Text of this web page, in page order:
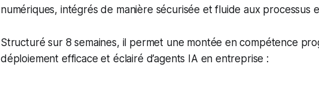
numériques, intégrés de manière sécurisée et fluide aux processus
Structuré sur 8 semaines, il permet une montée en compétence
déploiement efficace et éclairé d’agents IA en entreprise :